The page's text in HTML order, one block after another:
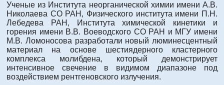
Ученые из Института неорганической химии имени А.В.
Николаева СО РАН, Физического института имени П.Н.
Лебедева РАН, Института химической кинетики и
горения имени В.В. Воеводского СО РАН и МГУ имени
М.В. Ломоносова разработали новый люминесцентный
материал на основе шестиядерного кластерного
комплекса молибдена, который демонстрирует
интенсивное свечение в видимом диапазоне под
воздействием рентгеновского излучения.